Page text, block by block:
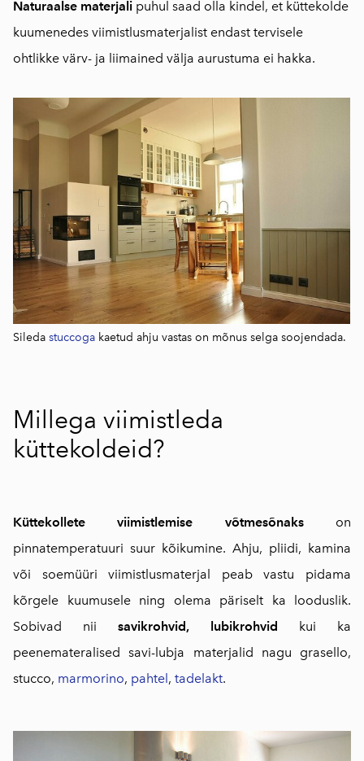
Naturaalse materjali puhul saad olla kindel, et küttekolde
kuumenedes viimistlusmaterjalist endast tervisele
ohtlikke värv- ja liimained välja aurustuma ei hakka.
Sileda stuccoga kaetud ahju vastas on mõnus selga soojendada.
Millega viimistleda
küttekoldeid?
Küttekolleteviimistlemise võtmesõnakson
pinnatemperatuuri suur kõikumine. Ahju, pliidi, kamina
või soemüüri viimistlusmaterjal peab vastu pidama
kõrgele kuumusele ning olema päriselt ka looduslik.
Sobivad nii savikrohvid, lubikrohvid kui ka
peenemateralised savi-lubja materjalid nagu grasello,
stucco, marmorino, pahtel, tadelakt.